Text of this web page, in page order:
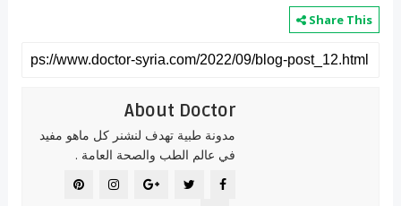
Share This
About Doctor
مدونة طبية تهدف لنشنر كل ماهو مفيد
في عالم الطب والصحة العامة .